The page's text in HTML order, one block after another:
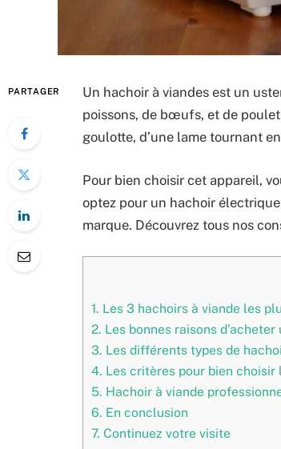
PARTAGER
Un hachoir à viandes est un
poissons, de bœufs, et de
goulotte, d’une lame tournant
Pour bien choisir cet appareil,
optez pour un hachoir
marque. Découvrez tous nos
1. Les 3 hachoirs à viande les
2. Les bonnes raisons
3. Les différents types de
4. Les critères pour bien choisir
5. Hachoir à viande
6. En conclusion
7. Continuez votre visite